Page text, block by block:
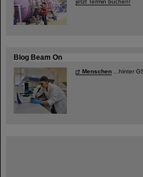
jetzt Termin buchen!
Blog Beam On
Menschen ...hinter